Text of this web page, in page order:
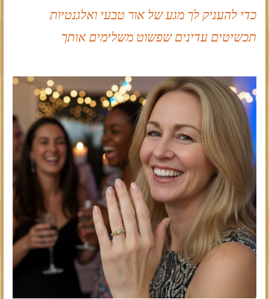
כדי להעניק לך מגע של אור טבעי ואלגנטיות
תכשיטים עדינים שפשוט משלימים אותך